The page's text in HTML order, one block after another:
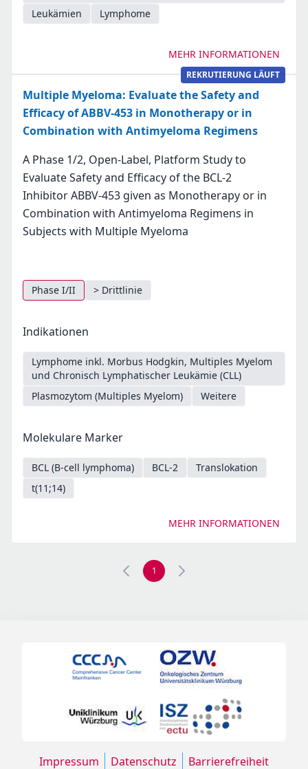
Leukämien
Lymphome
MEHR INFORMATIONEN
REKRUTIERUNG LÄUFT
Multiple Myeloma: Evaluate the Safety and
Efficacy of ABBV-453 in Monotherapy or in
Combination with Antimyeloma Regimens
A Phase 1/2, Open-Label, Platform Study to
Evaluate Safety and Efficacy of the BCL-2
Inhibitor ABBV-453 given as Monotherapy or in
Combination with Antimyeloma Regimens in
Subjects with Multiple Myeloma
Phase I/II > Drittlinie
Indikationen
Lymphome inkl. Morbus Hodgkin, Multiples Myelom
und Chronisch Lymphatischer Leukämie (CLL)
Plasmozytom (Multiples Myelom)
Weitere
Molekulare Marker
BCL (B-cell lymphoma) BCL-2
Translokation
t(11;14)
MEHR INFORMATIONEN
1
Impressum Datenschutz Barrierefreiheit